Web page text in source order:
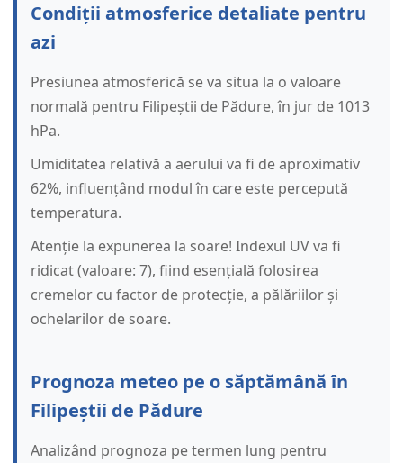
Condiții atmosferice detaliate pentru
azi
Presiunea atmosferică se va situa la o valoare
normală pentru Filipeștii de Pădure, în jur de 1013
hPa.
Umiditatea relativă a aerului va fi de aproximativ
62%, influențând modul în care este percepută
temperatura.
Atenție la expunerea la soare! Indexul UV va fi
ridicat (valoare: 7), fiind esențială folosirea
cremelor cu factor de protecție, a pălăriilor și
ochelarilor de soare.
Prognoza meteo pe o săptămână în
Filipeștii de Pădure
Analizând prognoza pe termen lung pentru